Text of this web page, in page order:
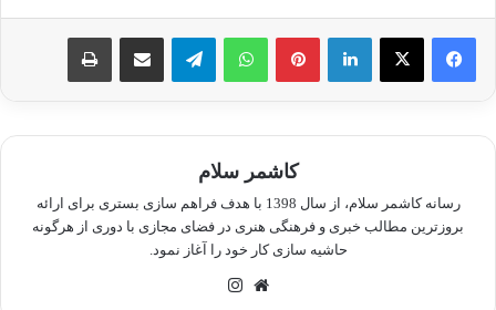
لینکدین پینترستواتس آپ تلگرام اشتراک گذاری از طریق ایمیل چاپ
کاشمر سلام
رسانه کاشمر سلام، از سال 1398 با هدف فراهم سازی بستری برای ارائه
بروزترین مطالب خبری و فرهنگی هنری در فضای مجازی با دوری از هرگونه
حاشیه سازی کار خود را آغاز نمود.
وبسایت